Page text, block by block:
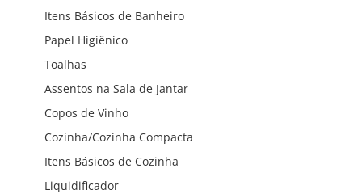
Itens Básicos de Banheiro
Papel Higiênico
Toalhas
Assentos na Sala de Jantar
Copos de Vinho
Cozinha/Cozinha Compacta
Itens Básicos de Cozinha
Liquidificador